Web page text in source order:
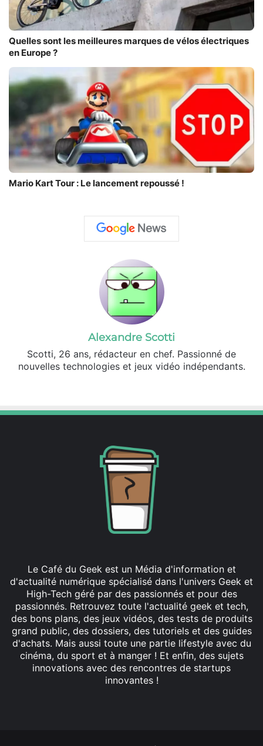
Quelles sont les meilleures marques de vélos électriques
en Europe ?
Mario Kart Tour : Le lancement repoussé !
Alexandre Scotti
Scotti, 26 ans, rédacteur en chef. Passionné de
nouvelles technologies et jeux vidéo indépendants.
Le Café du Geek est un Média d'information et
d'actualité numérique spécialisé dans l'univers Geek et
High-Tech géré par des passionnés et pour des
passionnés. Retrouvez toute l'actualité geek et tech,
des bons plans, des jeux vidéos, des tests de produits
grand public, des dossiers, des tutoriels et des guides
d'achats. Mais aussi toute une partie lifestyle avec du
cinéma, du sport et à manger ! Et enfin, des sujets
innovations avec des rencontres de startups
innovantes !